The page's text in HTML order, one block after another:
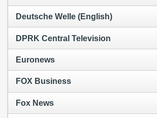
Deutsche Welle (English)
DPRK Central Television
Euronews
FOX Business
Fox News